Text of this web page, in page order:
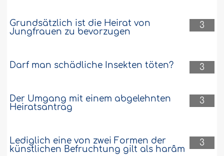
3
Grundsätzlich ist die Heirat von
Jungfrauen zu bevorzugen
3
Darf man schädliche Insekten töten?
3
Der Umgang mit einem abgelehnten
Heiratsantrag
3
Lediglich eine von zwei Formen der
künstlichen Befruchtung gilt als harâm